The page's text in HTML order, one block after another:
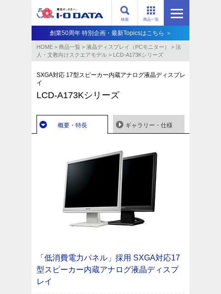
商品一覧
検索
創業50周年 特別企画・最新Topicsはこちら ＞
HOME > 商品一覧 > 液晶ディスプレイ（PCモニター） > 法
人・文教向けスクエアモデル > LCD-A173Kシリーズ
SXGA対応 17型スピーカー内蔵アナログ液晶ディスプレ
イ
LCD-A173Kシリーズ
概要・特長 ギャラリー・仕様
「低消費電力パネル」採用 SXGA対応17
型スピーカー内蔵アナログ液晶ディスプ
レイ